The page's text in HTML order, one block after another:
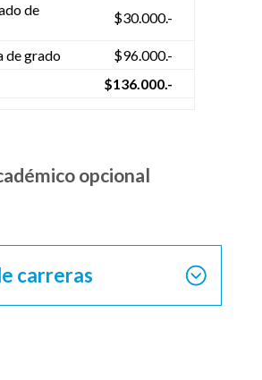
de
$30.000.-
de grado
$96.000.-
$136.000.-
opcional
carreras